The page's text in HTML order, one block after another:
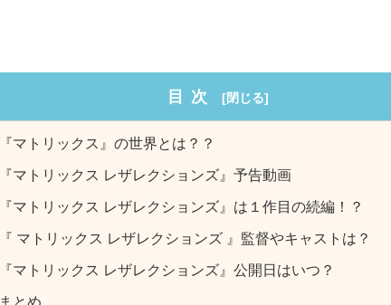
目次
『マトリックス』の世界とは？？
『マトリックス レザレクションズ』予告動画
『マトリックス レザレクションズ』は１作目の続編！？
『 マトリックス レザレクションズ 』監督やキャストは？
『マトリックス レザレクションズ』公開日はいつ？
まとめ